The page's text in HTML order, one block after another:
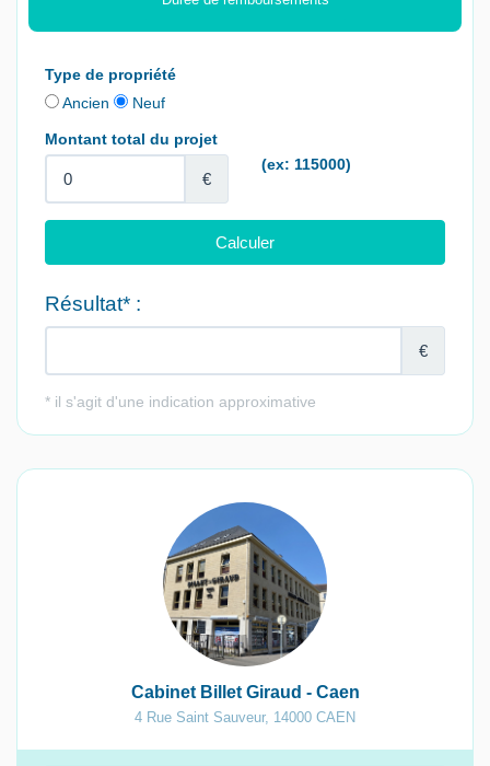
Cabinet Billet Giraud - Caen
4 Rue Saint Sauveur, 14000 CAEN